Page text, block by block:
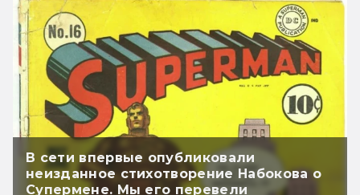
В сети впервые опубликовали
неизданное стихотворение Набокова о
Супермене. Мы его перевели